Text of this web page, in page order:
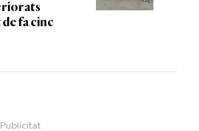
fa cinc